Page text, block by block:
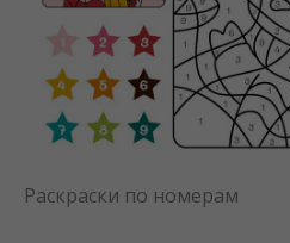
Раскраски по номерам